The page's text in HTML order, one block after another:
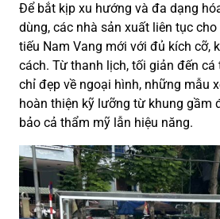
Để bắt kịp xu hướng và đa dạng
dùng, các nhà sản xuất liên tục
tiếu Nam Vang mới với đủ kích cỡ,
cách. Từ thanh lịch, tối giản đến cá
chỉ đẹp về ngoại hình, những mẫu
hoàn thiện kỹ lưỡng từ khung gầm
bảo cả thẩm mỹ lẫn hiệu năng.